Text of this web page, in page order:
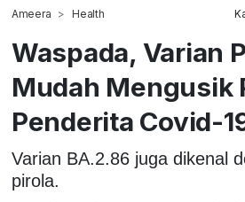
Ameera Health
Waspada, Varian
Mudah Mengusik
Penderita Covid-
Varian BA.2.86 juga dikenal
pirola.